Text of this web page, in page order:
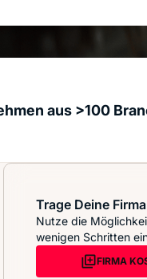
aus >100
Trage Deine
Nutze die
wenigen Schritten
FIRMA